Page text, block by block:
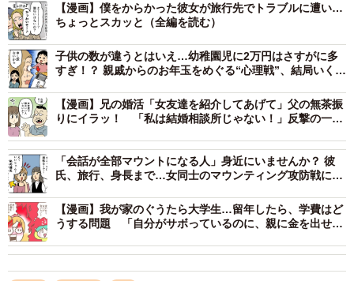
Tさんは、その話を聞いてこう感じたといいます。「もちろ
ん、気の毒でしたね。でも……ほんの少しだけスカッとし
ました。そんな自分も、今思えば複雑な気持ちです」
【漫画】僕をからかった彼女が旅行先でトラブルに遭い…
ちょっとスカッと（全編を読む）
子供の数が違うとはいえ…幼稚園児に2万円はさすがに多
すぎ！？ 親戚からのお年玉をめぐる“心理戦”、結局いくら
【漫画】兄の婚活「女友達を紹介してあげて」父の無茶振
りにイラッ！ 「私は結婚相談所じゃない！」反撃の一言
「会話が全部マウントになる人」身近にいませんか？ 彼
氏、旅行、身長まで…女同士のマウンティング攻防戦に
【漫画】我が家のぐうたら大学生…留年したら、学費はど
うする問題 「自分がサボっているのに、親に金を出せと